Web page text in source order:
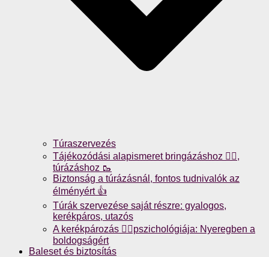
Túraszervezés
Tájékozódási alapismeret bringázáshoz 🚴‍♀️,
túrázáshoz 🥾
Biztonság a túrázásnál, fontos tudnivalók az
élményért 👍
Túrák szervezése saját részre: gyalogos,
kerékpáros, utazós
A kerékpározás 🚴‍♀️pszichológiája: Nyeregben a
boldogságért
Baleset és biztosítás